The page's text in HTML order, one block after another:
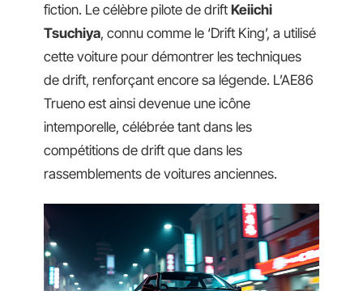
fiction. Le célèbre pilote de drift Keiichi
Tsuchiya, connu comme le ‘Drift King’, a utilisé
cette voiture pour démontrer les techniques
de drift, renforçant encore sa légende. L’AE86
Trueno est ainsi devenue une icône
intemporelle, célébrée tant dans les
compétitions de drift que dans les
rassemblements de voitures anciennes.